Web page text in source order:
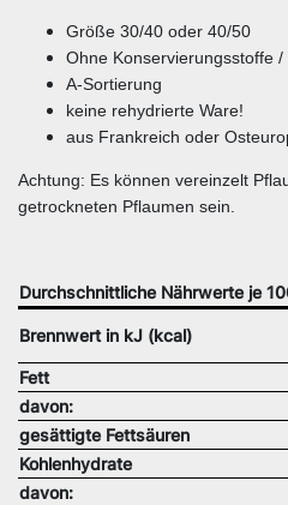
Größe 30/40 oder 40/50
Ohne Konservierungsstoffe
A-Sortierung
keine rehydrierte Ware!
aus Frankreich oder
Achtung: Es können vereinzelt
getrockneten Pflaumen sein.
Durchschnittliche Nährwerte je
Brennwert in kJ (kcal)
Fett
davon:
gesättigte Fettsäuren
Kohlenhydrate
davon: